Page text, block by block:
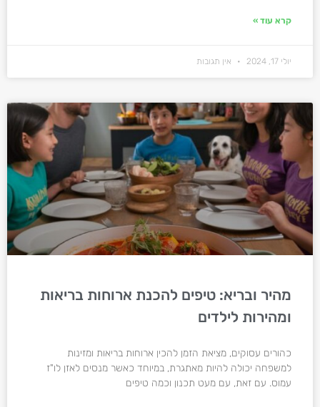
קרא עוד »
יולי 17, 2024 אין תגובות
מהיר ובריא: טיפים להכנת ארוחות בריאות
ומהירות לילדים
כהורים עסוקים, מציאת הזמן להכין ארוחות בריאות ומזינות
למשפחה יכולה להיות מאתגרת, במיוחד כאשר מנסים לאזן לו"ז
עמוס. עם זאת, עם מעט תכנון וכמה טיפים